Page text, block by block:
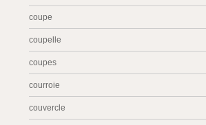
coupe
coupelle
coupes
courroie
couvercle